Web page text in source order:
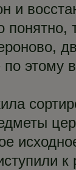
и
этому